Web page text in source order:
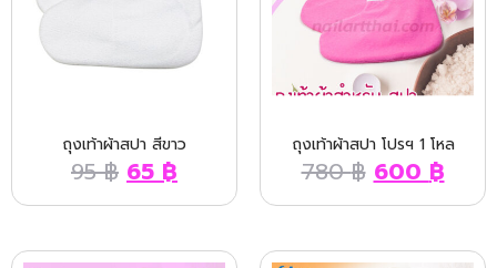
ถุงเท้าผ้าสปา สีขาว
95฿ 65 ฿
ถุงเท้าผ้าสปา โปรฯ 1 โหล
780฿ 600 ฿